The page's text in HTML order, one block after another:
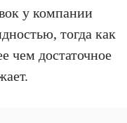
у компании
тогда как
чем достаточное